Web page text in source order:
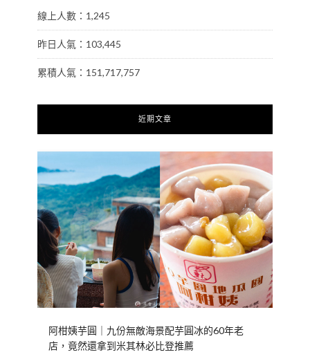
線上人數：1,245
昨日人氣：103,445
累積人氣：151,717,757
近期文章
阿柑姨芋圓｜九份無敵海景配芋圓冰的60年老
店，竟然還拿到米其林必比登推薦